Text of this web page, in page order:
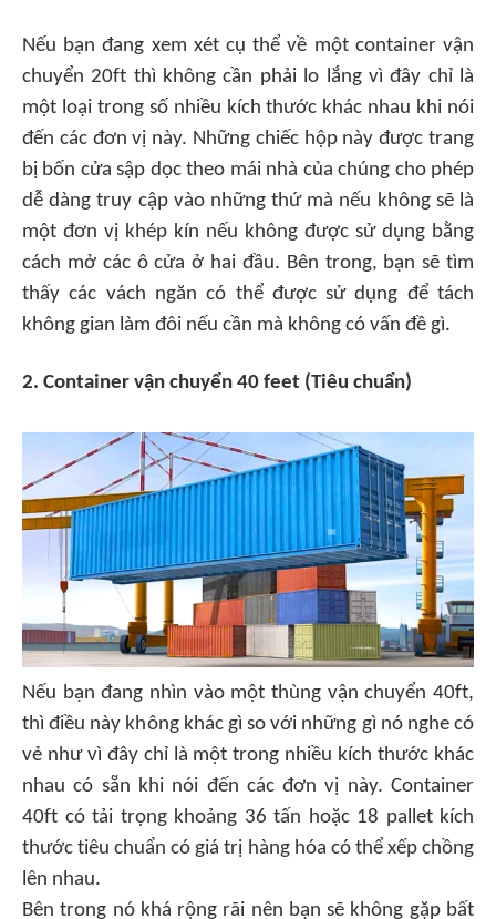
Nếu bạn đang xem xét cụ thể về một container vận
chuyển 20ft thì không cần phải lo lắng vì đây chỉ là
một loại trong số nhiều kích thước khác nhau khi nói
đến các đơn vị này. Những chiếc hộp này được trang
bị bốn cửa sập dọc theo mái nhà của chúng cho phép
dễ dàng truy cập vào những thứ mà nếu không sẽ là
một đơn vị khép kín nếu không được sử dụng bằng
cách mở các ô cửa ở hai đầu. Bên trong, bạn sẽ tìm
thấy các vách ngăn có thể được sử dụng để tách
không gian làm đôi nếu cần mà không có vấn đề gì.
2. Container vận chuyển 40 feet (Tiêu chuẩn)
Nếu bạn đang nhìn vào một thùng vận chuyển 40ft,
thì điều này không khác gì so với những gì nó nghe có
vẻ như vì đây chỉ là một trong nhiều kích thước khác
nhau có sẵn khi nói đến các đơn vị này. Container
40ft có tải trọng khoảng 36 tấn hoặc 18 pallet kích
thước tiêu chuẩn có giá trị hàng hóa có thể xếp chồng
lên nhau.
Bên trong nó khá rộng rãi nên bạn sẽ không gặp bất